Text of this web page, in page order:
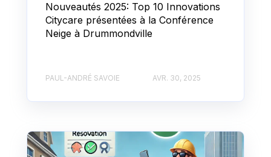
Nouveautés 2025: Top 10 Innovations
Citycare présentées à la Conférence
Neige à Drummondville
PAUL-ANDRÉ SAVOIE AVR. 30, 2025